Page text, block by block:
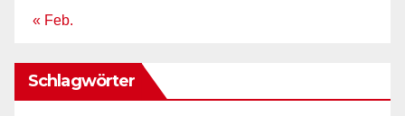
« Feb.
Schlagwörter